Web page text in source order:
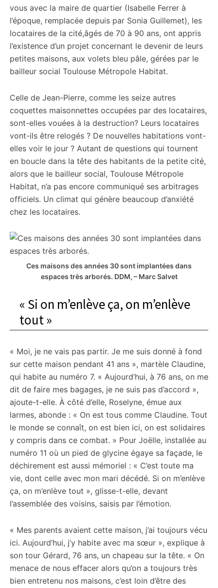
vous avec la maire de quartier (Isabelle Ferrer à
l’époque, remplacée depuis par Sonia Guillemet), les
locataires de la cité,âgés de 70 à 90 ans, ont appris
l’existence d’un projet concernant le devenir de leurs
petites maisons, aux volets bleu pâle, gérées par le
bailleur social Toulouse Métropole Habitat.
Celle de Jean-Pierre, comme les seize autres
coquettes maisonnettes occupées par des locataires,
sont-elles vouées à la destruction? Leurs locataires
vont-ils être relogés ? De nouvelles habitations vont-
elles voir le jour ? Autant de questions qui tournent
en boucle dans la tête des habitants de la petite cité,
alors que le bailleur social, Toulouse Métropole
Habitat, n’a pas encore communiqué ses arbitrages
officiels. Un climat qui génère beaucoup d’anxiété
chez les locataires.
Ces maisons des années 30 sont implantées dans
espaces très arborés. DDM, – Marc Salvet
« Si on m’enlève ça, on m’enlève
tout »
« Moi, je ne vais pas partir. Je me suis donné à fond
sur cette maison pendant 41 ans », martèle Claudine,
qui habite au numéro 7. « Aujourd’hui, à 76 ans, on me
dit de faire mes bagages, je ne suis pas d’accord »,
ajoute-t-elle. À côté d’elle, Roselyne, émue aux
larmes, abonde : « On est tous comme Claudine. Tout
le monde se connaît, on est bien ici, on est solidaires
y compris dans ce combat. » Pour Joëlle, installée au
numéro 11 où un pied de glycine égaye sa façade, le
déchirement est aussi mémoriel : « C’est toute ma
vie, dont celle avec mon mari décédé. Si on m’enlève
ça, on m’enlève tout », glisse-t-elle, devant
l’assemblée des voisins, saisis par l’émotion.
« Mes parents avaient cette maison, j’ai toujours vécu
ici. Aujourd’hui, j’y habite avec ma sœur », explique à
son tour Gérard, 76 ans, un chapeau sur la tête. « On
menace de nous effacer alors qu’on a toujours très
bien entretenu nos maisons, c’est loin d’être des